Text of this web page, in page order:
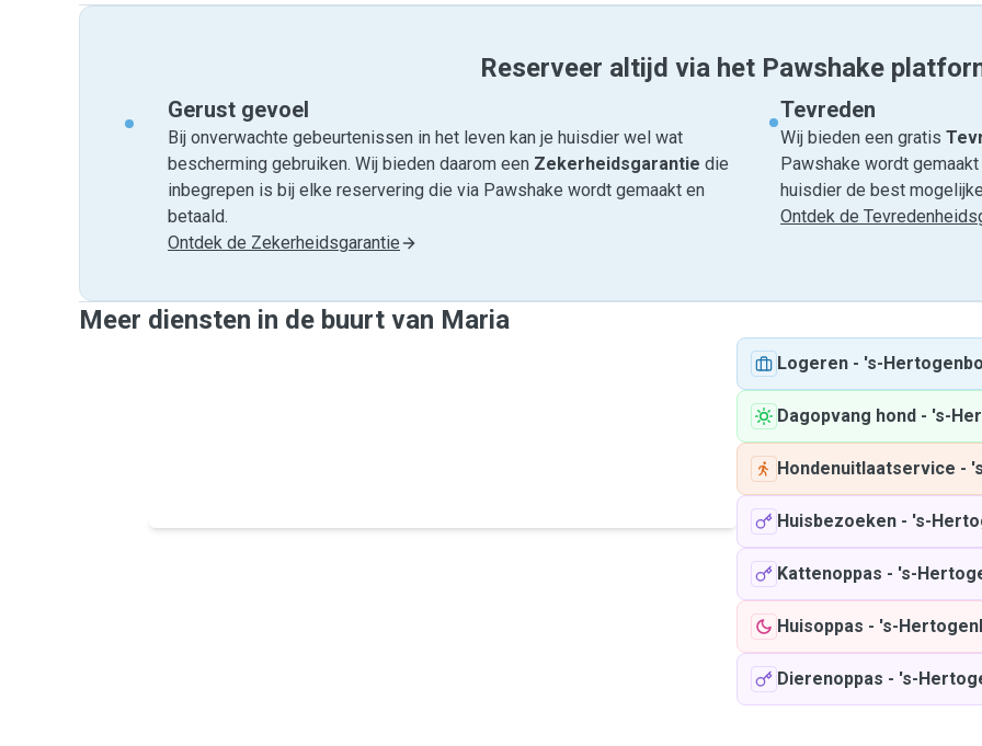
Reserveer altijd via het Pawshake
Gerust gevoel
Bij onverwachte gebeurtenissen in het leven kan je huisdier wel wat
bescherming gebruiken. Wij bieden daarom een Zekerheidsgarantie die
inbegrepen is bij elke reservering die via Pawshake wordt gemaakt en
betaald.
Ontdek de Zekerheidsgarantie
Tevreden
Wij bieden een gratis
Pawshake wordt
huisdier de best
Ontdek de
Meer diensten in de buurt van Maria
Logeren - 's-
Dagopvang hond - 's-
Hondenuitlaatservice -
Huisbezoeken - 's-
Kattenoppas - 's-
Huisoppas - 's-
Dierenoppas - 's-